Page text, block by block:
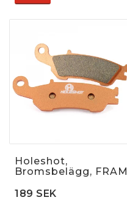
Holeshot,
Bromsbelägg, FRAM
189 SEK